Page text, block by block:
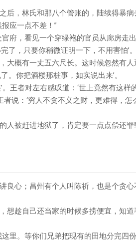
，林氏和那八个管账的，陆续得暴病
应一点不差！”
府，看见一个穿绿袍的官员从廊房走
了，只要你稍微证明一下，不用害怕’。
大概有一丈五六尺长。这时候忽然有
。你把酒楼那桩事，如实说出来’。
王者对左右感叹道：‘世上竟然有这样
者说：‘穷人不贪不义之财，更难得，
人被赶进地狱了，肯定要一点点偿还罪
良心；昌州有个人叫陈祈，也是个贪
想趁自己还当家的时候多捞便宜，知
里。等你们兄弟把现有的田地分完四